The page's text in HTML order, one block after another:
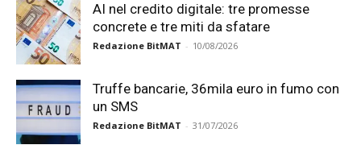
AI nel credito digitale: tre promesse
concrete e tre miti da sfatare
Redazione BitMAT - 10/08/2026
Truffe bancarie, 36mila euro in fumo con
un SMS
Redazione BitMAT - 31/07/2026